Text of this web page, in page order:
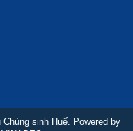
sinh Huế. Powered by